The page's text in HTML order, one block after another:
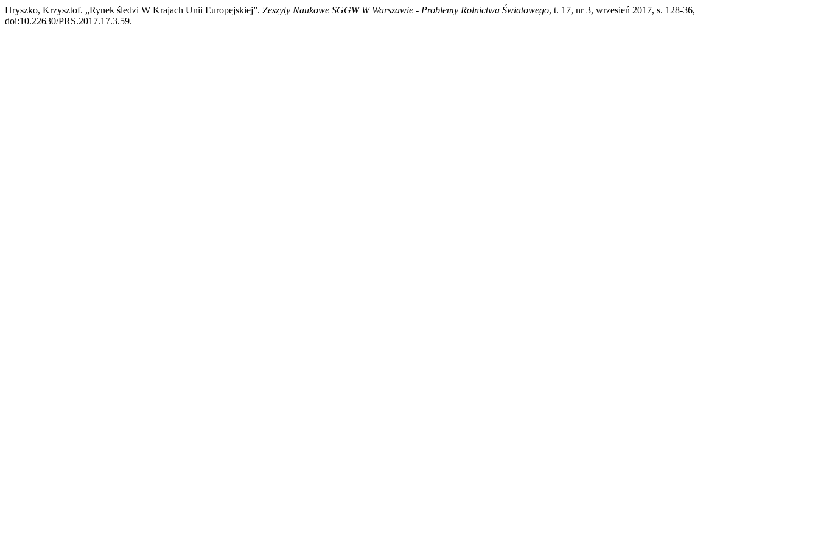
Hryszko, Krzysztof. „Rynek śledzi W Krajach Unii Europejskiej”. Zeszyty Naukowe SGGW W Warszawie - Problemy Rolnictwa Światowego, t. 17, nr 3, wrzesień 2017, s. 128-36,
doi:10.22630/PRS.2017.17.3.59.